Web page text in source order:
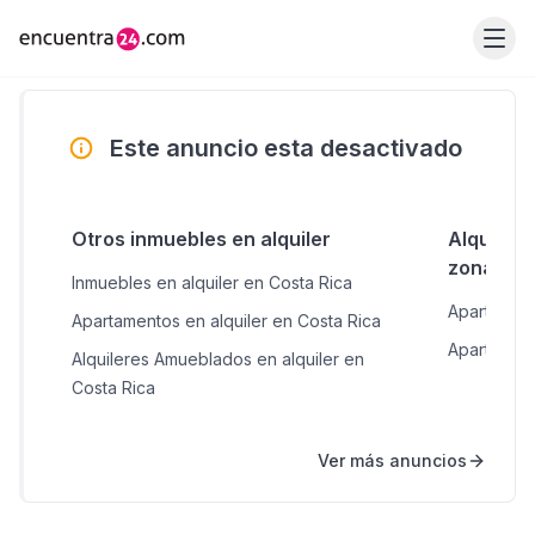
Este anuncio esta desactivado
Otros inmuebles en alquiler
Inmuebles en alquiler en Costa Rica
Apartamentos en alquiler en Costa Rica
Alquileres Amueblados en alquiler en
Costa Rica
Alquiler
zonas
Ver más anuncios